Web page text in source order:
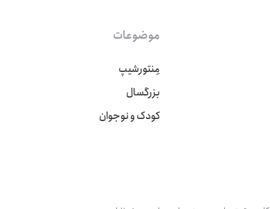
موضوعات
مِنتورشیپ
بزرگسال
کودک و نوجوان